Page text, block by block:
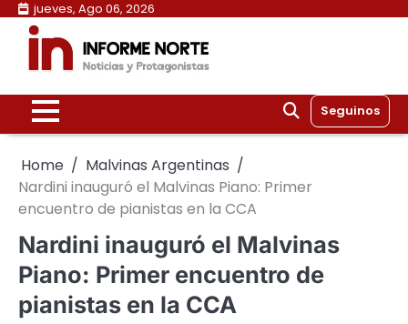
Skip
content
jueves, Ago 06, 2026
Seguinos
Home
Malvinas Argentinas
Nardini inauguró el Malvinas Piano: Primer
encuentro de pianistas en la CCA
Nardini inauguró el Malvinas
Piano: Primer encuentro de
pianistas en la CCA